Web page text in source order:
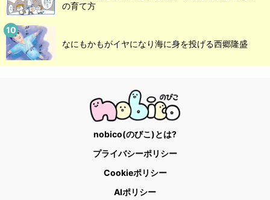
の育て方
なにもかもがイヤになり海に身を投げる西郷隆盛
nobico(のびこ)とは?
プライバシーポリシー
Cookieポリシー
AIポリシー